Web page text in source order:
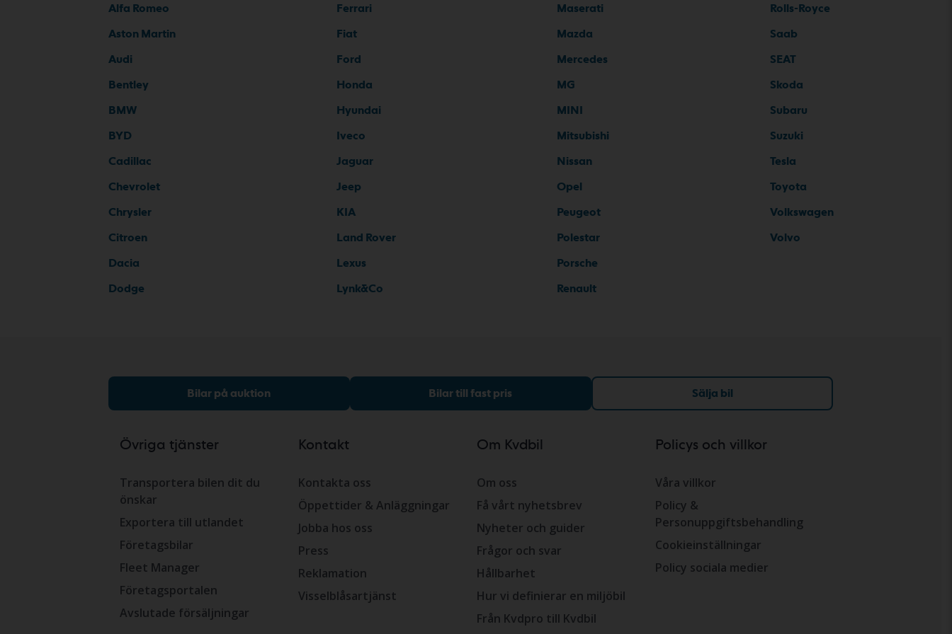
Alfa Romeo
Aston Martin
Audi
Bentley
BMW
BYD
Cadillac
Chevrolet
Chrysler
Citroen
Dacia
Dodge
Ferrari
Fiat
Ford
Honda
Hyundai
Iveco
Jaguar
Jeep
KIA
Land Rover
Lexus
Lynk&Co
Maserati
Mazda
Mercedes
MG
MINI
Mitsubishi
Nissan
Opel
Peugeot
Polestar
Porsche
Renault
Rolls-Royce
Saab
SEAT
Skoda
Subaru
Suzuki
Tesla
Toyota
Volkswagen
Volvo
Bilar på auktion Bilar till fast pris Sälja bil
Övriga tjänster
Transportera bilen dit du
önskar
Exportera till utlandet
Företagsbilar
Fleet Manager
Företagsportalen
Avslutade försäljningar
Kontakt
Kontakta oss
Öppettider & Anläggningar
Jobba hos oss
Press
Reklamation
Visselblåsartjänst
Om Kvdbil
Om oss
Få vårt nyhetsbrev
Nyheter och guider
Frågor och svar
Hållbarhet
Hur vi definierar en miljöbil
Från Kvdpro till Kvdbil
Policys och villkor
Våra villkor
Policy &
Personuppgiftsbehandling
Cookieinställningar
Policy sociala medier